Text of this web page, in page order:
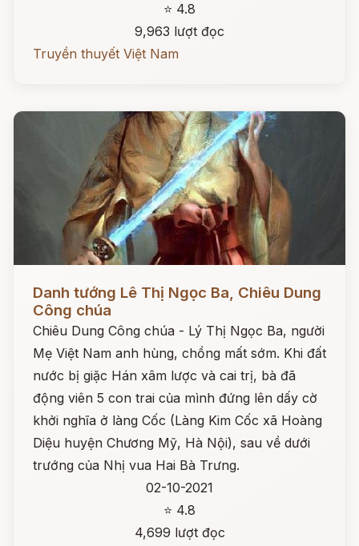
⭐ 4.8
9,963 lượt đọc
Truyền thuyết Việt Nam
Danh tướng Lê Thị Ngọc Ba, Chiêu Dung
Công chúa
Chiêu Dung Công chúa - Lý Thị Ngọc Ba, người
Mẹ Việt Nam anh hùng, chồng mất sớm. Khi đất
nước bị giặc Hán xâm lược và cai trị, bà đã
động viên 5 con trai của mình đứng lên dấy cờ
khởi nghĩa ở làng Cốc (Làng Kim Cốc xã Hoàng
Diệu huyện Chương Mỹ, Hà Nội), sau về dưới
trướng của Nhị vua Hai Bà Trưng.
02-10-2021
⭐ 4.8
4,699 lượt đọc